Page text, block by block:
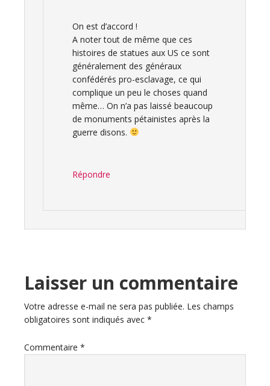
On est d’accord !
A noter tout de même que ces
histoires de statues aux US ce sont
généralement des généraux
confédérés pro-esclavage, ce qui
complique un peu le choses quand
même… On n’a pas laissé beaucoup
de monuments pétainistes après la
guerre disons.
Répondre
Laisser un commentaire
Votre adresse e-mail ne sera pas publiée. Les champs
obligatoires sont indiqués avec *
Commentaire *